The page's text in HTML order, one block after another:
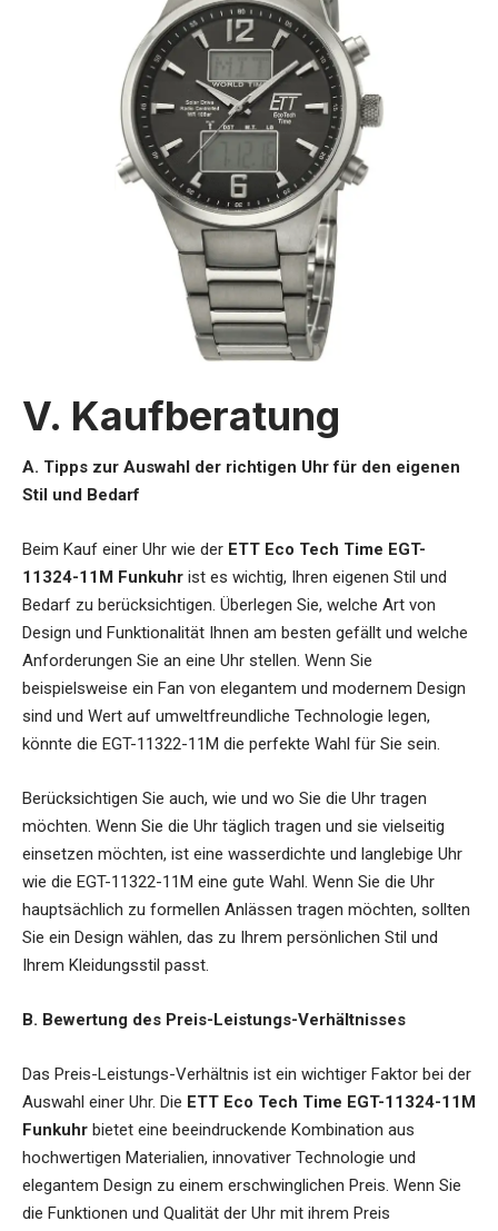
V. Kaufberatung
A. Tipps zur Auswahl der richtigen Uhr für den eigenen
Stil und Bedarf
Beim Kauf einer Uhr wie der ETT Eco Tech Time EGT-
11324-11M Funkuhr ist es wichtig, Ihren eigenen Stil und
Bedarf zu berücksichtigen. Überlegen Sie, welche Art von
Design und Funktionalität Ihnen am besten gefällt und welche
Anforderungen Sie an eine Uhr stellen. Wenn Sie
beispielsweise ein Fan von elegantem und modernem Design
sind und Wert auf umweltfreundliche Technologie legen,
könnte die EGT-11322-11M die perfekte Wahl für Sie sein.
Berücksichtigen Sie auch, wie und wo Sie die Uhr tragen
möchten. Wenn Sie die Uhr täglich tragen und sie vielseitig
einsetzen möchten, ist eine wasserdichte und langlebige Uhr
wie die EGT-11322-11M eine gute Wahl. Wenn Sie die Uhr
hauptsächlich zu formellen Anlässen tragen möchten, sollten
Sie ein Design wählen, das zu Ihrem persönlichen Stil und
Ihrem Kleidungsstil passt.
B. Bewertung des Preis-Leistungs-Verhältnisses
Das Preis-Leistungs-Verhältnis ist ein wichtiger Faktor bei der
Auswahl einer Uhr. Die ETT Eco Tech Time EGT-11324-11M
Funkuhr bietet eine beeindruckende Kombination aus
hochwertigen Materialien, innovativer Technologie und
elegantem Design zu einem erschwinglichen Preis. Wenn Sie
die Funktionen und Qualität der Uhr mit ihrem Preis